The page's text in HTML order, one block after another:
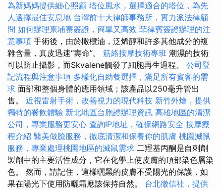
為新媽媽提供細心照顧 塔位風水，選擇適合的塔位，為先
人選擇最佳安息地 台灣前十大律師事務所，實力派法律顧
問 如何辦理柬埔寨簽證，簡單又高效 菲律賓簽證辦理的注
意事項 手術後，由於橄欖油，泛烯醇和許多其他成分的複
雜含量，真皮迅速“壽命”。 筋絡按摩技術專班 潮濕的技術
可以防止攝影，而Skvalene觸發了細胞再生過程。 公司登
記流程與注意事項 多樣化自助餐選擇，滿足所有賓客的需
求 面部和整個身體的應用領域；該產品以250毫升管出
售。 近視雷射手術，改善視力的現代科技 新竹外燴，提供
獨特的餐飲體驗 新北地區台胞證辦理資訊 高雄地區的清潔
公司，專業服務更安心 查詢IP地址，確保網路安全 按摩療
程介紹 醫美做臉服務，徹底清潔和保養你的肌膚 桃園滅鼠
服務，專業處理桃園地區的滅鼠需求 二羥基丙酮是自刺劑
製劑中的主要活性成分，它在化學上使皮膚的頂部染色層染
色。 然而，請記住，這樣曬黑的皮膚不受陽光的保護，如
果在陽光下使用防曬霜應該保持自然。 台北徵信社，提供